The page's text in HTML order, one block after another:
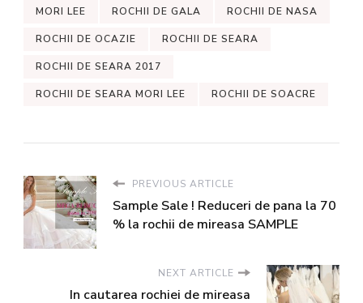
MORI LEE ROCHII DE GALA ROCHII DE NASA
ROCHII DE OCAZIE ROCHII DE SEARA
ROCHII DE SEARA 2017
ROCHII DE SEARA MORI LEE ROCHII DE SOACRE
PREVIOUS ARTICLE
Sample Sale ! Reduceri de pana la 70
% la rochii de mireasa SAMPLE
NEXT ARTICLE
In cautarea rochiei de mireasa